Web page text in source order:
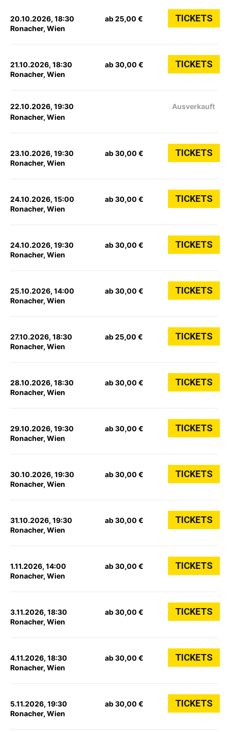
20.10.2026, 18:30
Ronacher, Wien
ab 25,00 € TICKETS
21.10.2026, 18:30
Ronacher, Wien
ab 30,00 € TICKETS
22.10.2026, 19:30
Ronacher, Wien
Ausverkauft
23.10.2026, 19:30
Ronacher, Wien
ab 30,00 € TICKETS
24.10.2026, 15:00
Ronacher, Wien
ab 30,00 € TICKETS
24.10.2026, 19:30
Ronacher, Wien
ab 30,00 € TICKETS
25.10.2026, 14:00
Ronacher, Wien
ab 30,00 € TICKETS
27.10.2026, 18:30
Ronacher, Wien
ab 25,00 € TICKETS
28.10.2026, 18:30
Ronacher, Wien
ab 30,00 € TICKETS
29.10.2026, 19:30
Ronacher, Wien
ab 30,00 € TICKETS
30.10.2026, 19:30
Ronacher, Wien
ab 30,00 € TICKETS
31.10.2026, 19:30
Ronacher, Wien
ab 30,00 € TICKETS
1.11.2026, 14:00
Ronacher, Wien
ab 30,00 € TICKETS
3.11.2026, 18:30
Ronacher, Wien
ab 30,00 € TICKETS
4.11.2026, 18:30
Ronacher, Wien
ab 30,00 € TICKETS
5.11.2026, 19:30
Ronacher, Wien
ab 30,00 € TICKETS